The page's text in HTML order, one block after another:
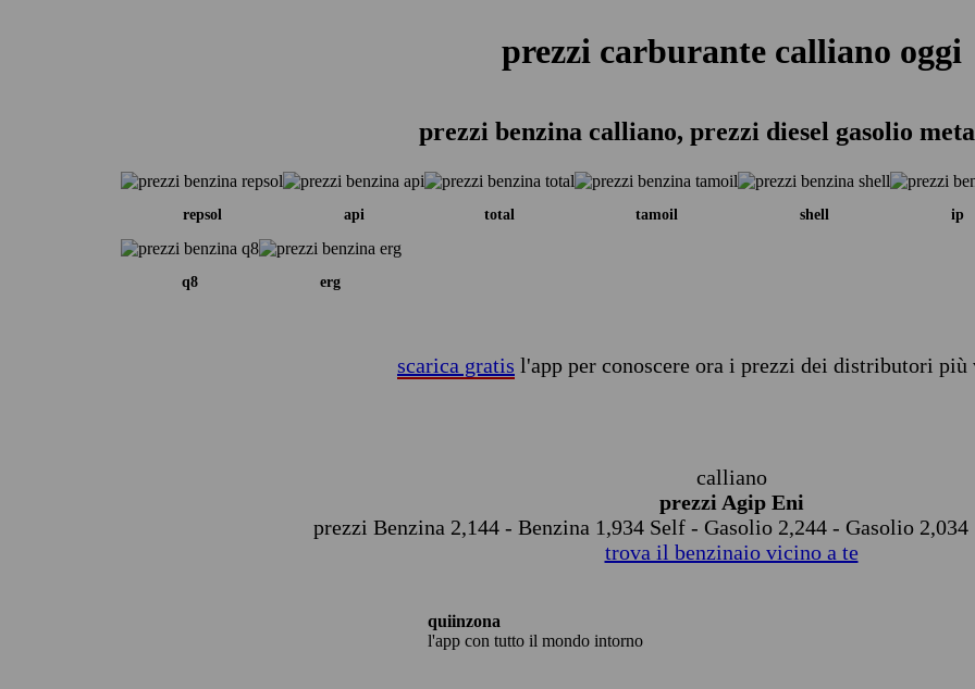
prezzi carburante calliano oggi
prezzi benzina calliano, prezzi diesel gasolio
repsol api total tamoil shell ip
q8 erg
scarica gratis l'app per conoscere ora i prezzi dei distributori più
calliano
prezzi Agip Eni
prezzi Benzina 2,144 - Benzina 1,934 Self - Gasolio 2,244 - Gasolio
trova il benzinaio vicino a te
quiinzona
l'app con tutto il mondo intorno